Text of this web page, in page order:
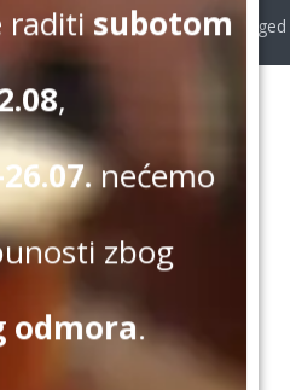
© Beomelody.rs. 2025.
raditisubotom
,
nećemo
zbog
odmora.